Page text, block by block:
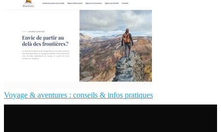
Voyage & aventures : conseils & infos pratiques